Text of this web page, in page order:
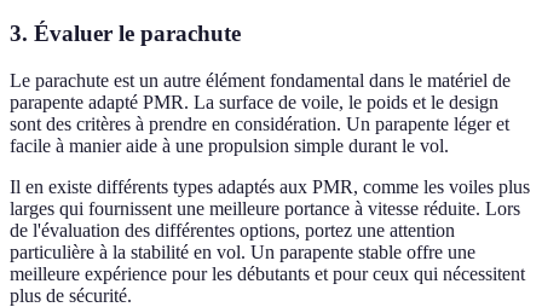
3. Évaluer le parachute
Le parachute est un autre élément fondamental dans le matériel de
parapente adapté PMR. La surface de voile, le poids et le design
sont des critères à prendre en considération. Un parapente léger et
facile à manier aide à une propulsion simple durant le vol.
Il en existe différents types adaptés aux PMR, comme les voiles plus
larges qui fournissent une meilleure portance à vitesse réduite. Lors
de l'évaluation des différentes options, portez une attention
particulière à la stabilité en vol. Un parapente stable offre une
meilleure expérience pour les débutants et pour ceux qui nécessitent
plus de sécurité.